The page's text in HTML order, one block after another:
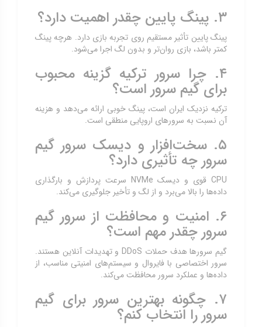
۳. پینگ پایین چقدر اهمیت دارد؟
پینگ پایین تأثیر مستقیم روی تجربه بازی دارد. هرچه پینگ
کمتر باشد، بازی روان‌تر و بدون لگ اجرا می‌شود.
۴. چرا سرور ترکیه گزینه محبوب
برای گیم سرور است؟
ترکیه نزدیک ایران است، پینگ خوبی ارائه می‌دهد و هزینه
آن نسبت به سرورهای اروپایی منطقی است.
۵. سخت‌افزار و دیسک سرور گیم
سرور چه تأثیری دارد؟
CPU قوی و دیسک NVMe سرعت پردازش و بارگذاری
داده‌ها را بالا می‌برد و از لگ و تأخیر جلوگیری می‌کند.
۶. امنیت و محافظت از سرور گیم
سرور چقدر مهم است؟
گیم سرورها هدف حملات DDoS و تهدیدات آنلاین هستند.
سرور اختصاصی با فایروال و سیستم‌های امنیتی مناسب، از
داده‌ها و عملکرد سرور محافظت می‌کند.
۷. چگونه بهترین سرور برای گیم
سرور را انتخاب کنم؟